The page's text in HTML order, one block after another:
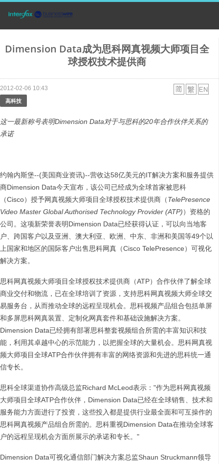
Dimension Data成为思科网真视频大师项目全
球授权技术提供商
2012-02-06 10:43
高科技
这一最新称号表明Dimension Data对于与思科的20年合作伙伴关系的
承诺
约翰内斯堡--(美国商业资讯)--营收达58亿美元的IT解决方案和服务提供
商Dimension Data今天宣布，该公司已经成为全球首家被思科
（Cisco）授予网真视频大师项目全球授权技术提供商（TelePresence
Video Master Global Authorised Technology Provider (ATP)）资格的
公司。这项新荣誉表明Dimension Data已经获得认证，可以向当地客
户、跨国客户以及亚洲、澳大利亚、欧洲、中东、非洲和美国等49个以
上国家和地区的国际客户出售思科网真（Cisco TelePresence）可视化
解决方案。
思科网真视频大师项目全球授权技术提供商（ATP）合作伙伴了解全球
商业交付和物流，已在全球培训了资源，支持思科网真视频大师全球交
易服务台，从而推动全球的远程呈现机会。思科视频产品组合包括单屏
和多屏思科网真装置、定制化网真套件和基础设施解决方案。
Dimension Data已经拥有部署思科整套视频组合所需的丰富知识和技
能，利用其卓越中心的示范能力，以把握全球的大量机会。思科网真视
频大师项目全球ATP合作伙伴拥有丰富的网络资源和先进的思科统一通
信专长。
思科全球渠道协作高级总监Richard McLeod表示："作为思科网真视频
大师项目全球ATP合作伙伴，Dimension Data已经在全球销售、技术和
服务能力方面进行了投资，这些投入都是提供行业最全面和可互操作的
思科网真视频产品组合所需的。思科重视Dimension Data在推动全球客
户的远程呈现机会方面所展示的承诺和专长。"
Dimension Data可视化通信部门解决方案总监Shaun Struckmann领导